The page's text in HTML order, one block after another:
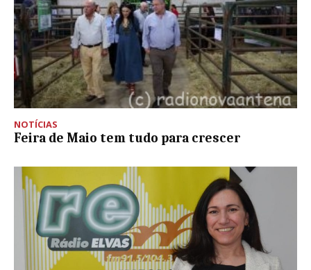
NOTÍCIAS
Feira de Maio tem tudo para crescer